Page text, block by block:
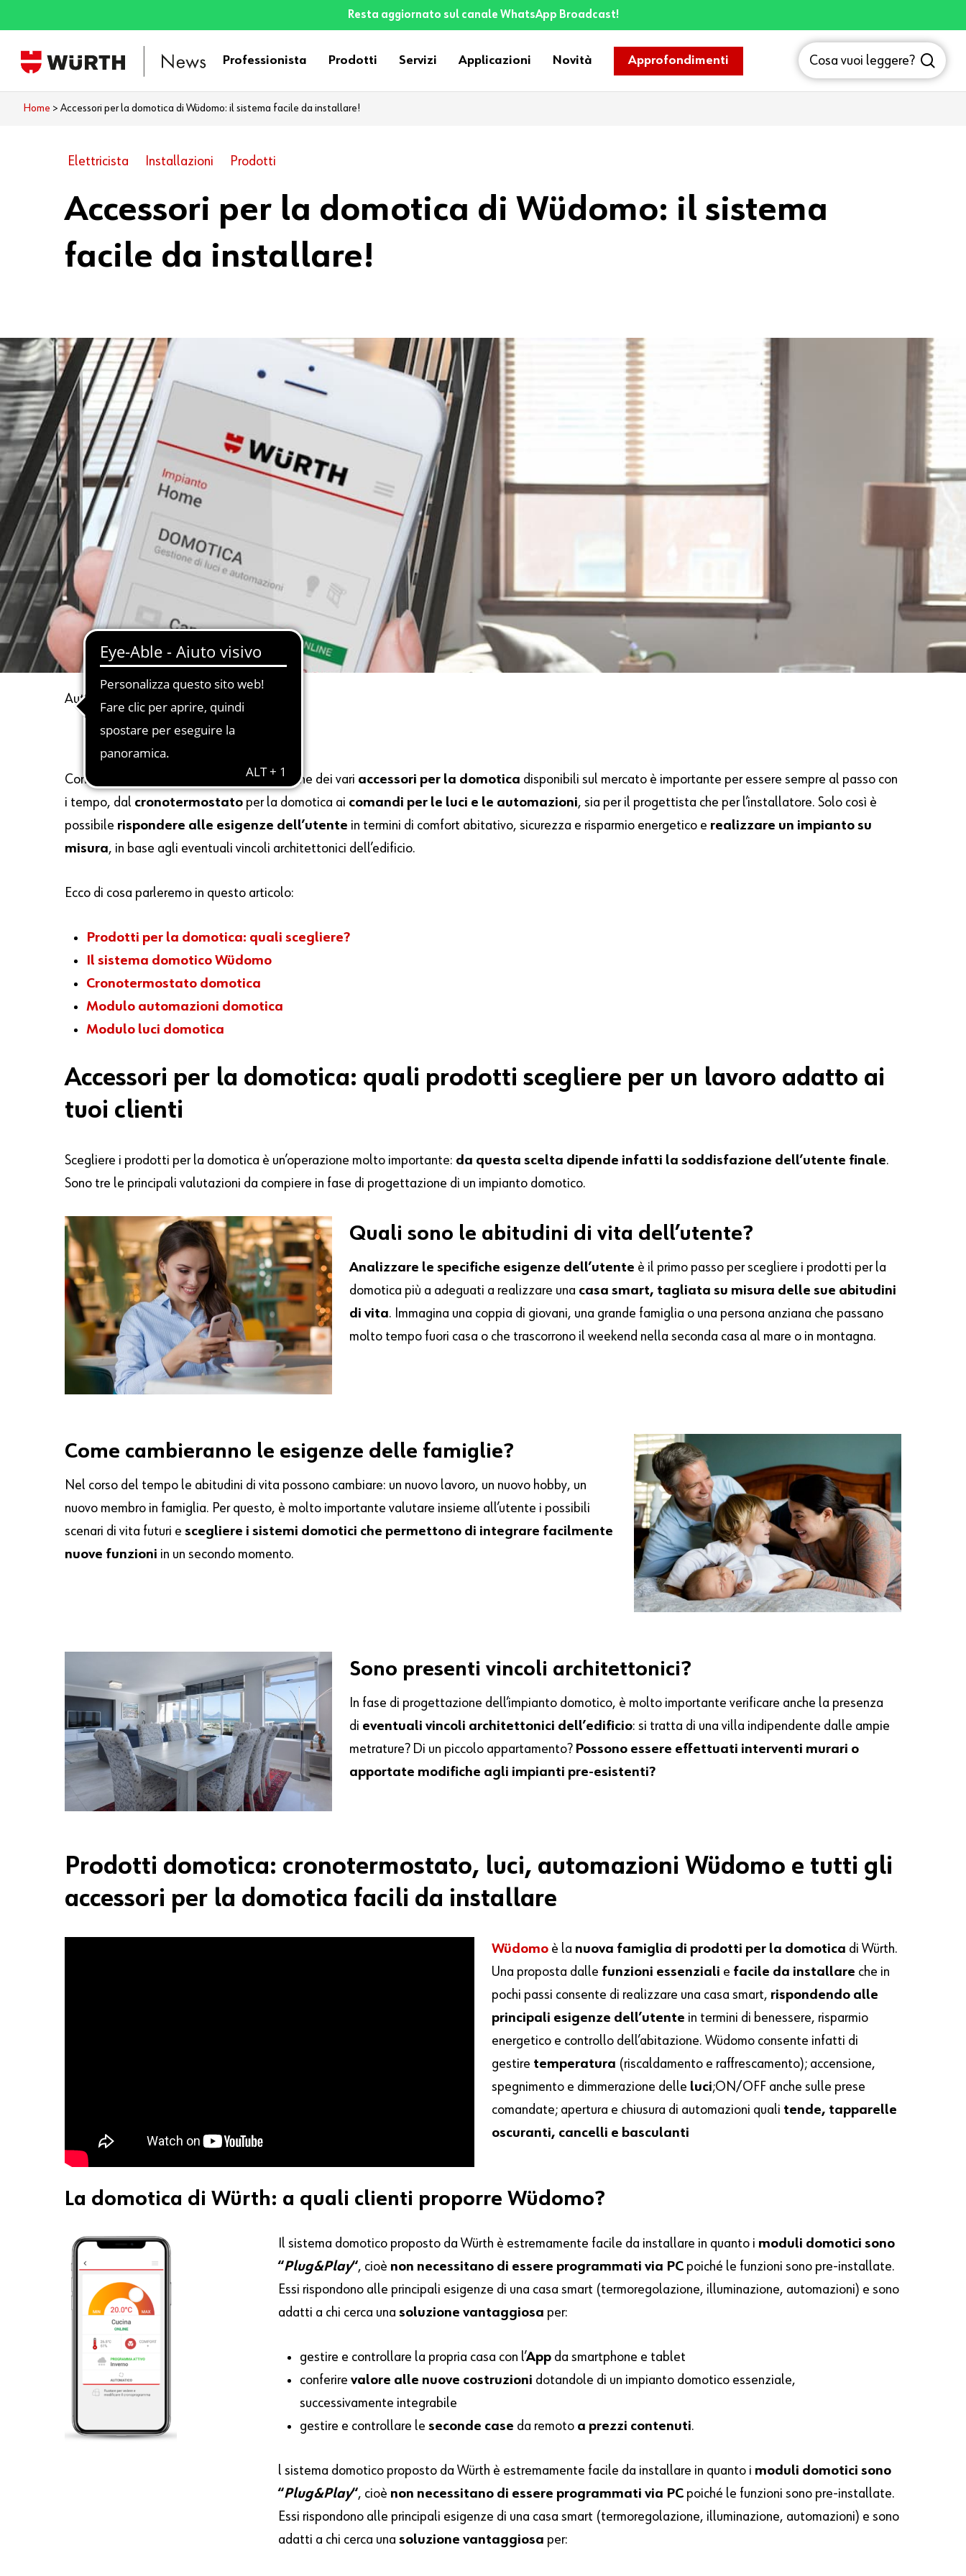
to
main
Resta aggiornato sul canale WhatsApp Broadcast!
Cosa vuoi leggere?
Professionista Prodotti Servizi Applicazioni Novità Approfondimenti Cosa vuoi leggere?
Home > Accessori per la domotica di Wüdomo: il sistema facile da installare!
Elettricista Installazioni Prodotti
Accessori per la domotica di Wüdomo: il sistema
facile da installare!
Autore
Conoscere funzioni e caratteristiche tecniche dei vari accessori per la domotica disponibili sul mercato è importante per essere sempre al passo con
i tempo, dal cronotermostato per la domotica ai comandi per le luci e le automazioni, sia per il progettista che per l’installatore. Solo così è
possibile rispondere alle esigenze dell’utente in termini di comfort abitativo, sicurezza e risparmio energetico e realizzare un impianto su
misura, in base agli eventuali vincoli architettonici dell’edificio.
Ecco di cosa parleremo in questo articolo:
Prodotti per la domotica: quali scegliere?
Il sistema domotico Wüdomo
Cronotermostato domotica
Modulo automazioni domotica
Modulo luci domotica
Accessori per la domotica: quali prodotti scegliere per un lavoro adatto ai
tuoi clienti
Scegliere i prodotti per la domotica è un’operazione molto importante: da questa scelta dipende infatti la soddisfazione dell’utente finale.
Sono tre le principali valutazioni da compiere in fase di progettazione di un impianto domotico.
Quali sono le abitudini di vita dell’utente?
Analizzare le specifiche esigenze dell’utente è il primo passo per scegliere i prodotti per la
domotica più a adeguati a realizzare una casa smart, tagliata su misura delle sue abitudini
di vita. Immagina una coppia di giovani, una grande famiglia o una persona anziana che passano
molto tempo fuori casa o che trascorrono il weekend nella seconda casa al mare o in montagna.
Come cambieranno le esigenze delle famiglie?
Nel corso del tempo le abitudini di vita possono cambiare: un nuovo lavoro, un nuovo hobby, un
nuovo membro in famiglia. Per questo, è molto importante valutare insieme all’utente i possibili
scenari di vita futuri escegliere i sistemi domotici che permettono di integrare facilmente
nuove funzioni in un secondo momento.
Sono presenti vincoli architettonici?
In fase di progettazione dell’impianto domotico, è molto importante verificare anche la presenza
di eventuali vincoli architettonici dell’edificio: si tratta di una villa indipendente dalle ampie
metrature? Di un piccolo appartamento? Possono essere effettuati interventi murari o
apportate modifiche agli impianti pre-esistenti?
Prodotti domotica: cronotermostato, luci, automazioni Wüdomo e tutti gli
accessori per la domotica facili da installare
Wüdomoè la nuova famiglia di prodotti per la domotica di Würth.
Una proposta dalle funzioni essenziali e facile da installare che in
pochi passi consente di realizzare una casa smart, rispondendo alle
principali esigenze dell’utente in termini di benessere, risparmio
energetico e controllo dell’abitazione. Wüdomo consente infatti di
gestire temperatura (riscaldamento e raffrescamento); accensione,
spegnimento e dimmerazione delle luci;ON/OFF anche sulle prese
comandate; apertura e chiusura di automazioni quali tende, tapparelle
oscuranti, cancelli e basculanti
La domotica di Würth: a quali clienti proporre Wüdomo?
Il sistema domotico proposto da Würth è estremamente facile da installare in quanto i moduli domotici sono
“Plug&Play“, cioè non necessitano di essere programmati via PCpoiché le funzioni sono pre-installate.
Essi rispondono alle principali esigenze di una casa smart (termoregolazione, illuminazione, automazioni) e sono
adatti a chi cerca unasoluzione vantaggiosa per:
gestire e controllare la propria casa con l’App da smartphone e tablet
conferirevalore alle nuove costruzioni dotandole di un impianto domotico essenziale,
successivamente integrabile
gestire e controllare leseconde case da remoto a prezzi contenuti.
l sistema domotico proposto da Würth è estremamente facile da installare in quanto i moduli domotici sono
“Plug&Play“, cioè non necessitano di essere programmati via PCpoiché le funzioni sono pre-installate.
Essi rispondono alle principali esigenze di una casa smart (termoregolazione, illuminazione, automazioni) e sono
adatti a chi cerca unasoluzione vantaggiosa per: